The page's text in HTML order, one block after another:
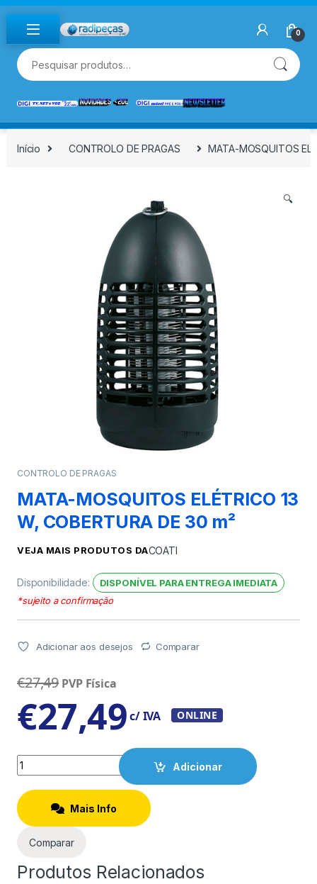
Skip to navigation
Skip to content
0
Pesquisar por:
Início CONTROLO DE PRAGAS MATA-MOSQUITOS
🔍
CONTROLO DE PRAGAS
MATA-MOSQUITOS ELÉTRICO 13
W, COBERTURA DE 30 m²
VEJA MAIS PRODUTOS DACOATI
Disponibilidade:
DISPONÍVEL PARA ENTREGA IMEDIATA
*sujeito a confirmação
Adicionar aos desejos Comparar
€27,49 PVP Física
€27,49c/ IVA ONLINE
Quantity
Adicionar
Mais Info
Comparar
Produtos Relacionados